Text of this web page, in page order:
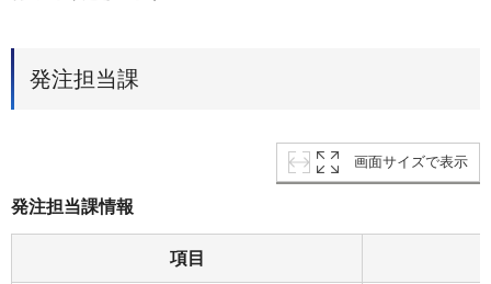
発注担当課
画面サイズで表示
発注担当課情報
項目